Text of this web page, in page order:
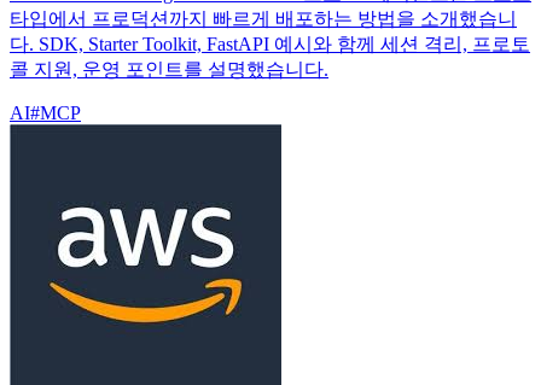
타입에서 프로덕션까지 빠르게 배포하는 방법을 소개했습니
다. SDK, Starter Toolkit, FastAPI 예시와 함께 세션 격리, 프로토
콜 지원, 운영 포인트를 설명했습니다.
AI#MCP